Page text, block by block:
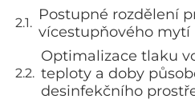
Postupné rozdělení
vícestupňového mytí
Optimalizace tlaku
teploty a doby
desinfekčního